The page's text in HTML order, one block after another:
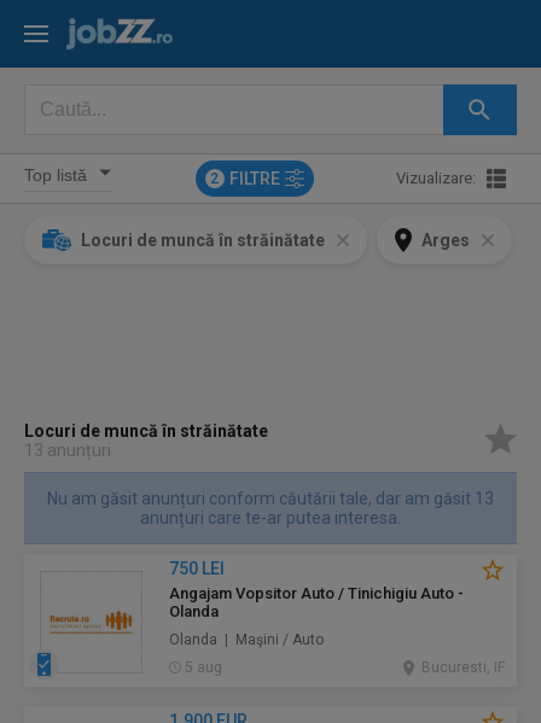
2 FILTRE Vizualizare:
Locuri de muncă în străinătate Arges
Locuri de muncă în străinătate
13 anunțuri
Nu am găsit anunțuri conform căutării tale, dar am găsit 13
anunțuri care te-ar putea interesa.
750 LEI
Angajam Vopsitor Auto / Tinichigiu Auto -
Olanda
Olanda | Maşini / Auto
5 aug.
Bucuresti, IF